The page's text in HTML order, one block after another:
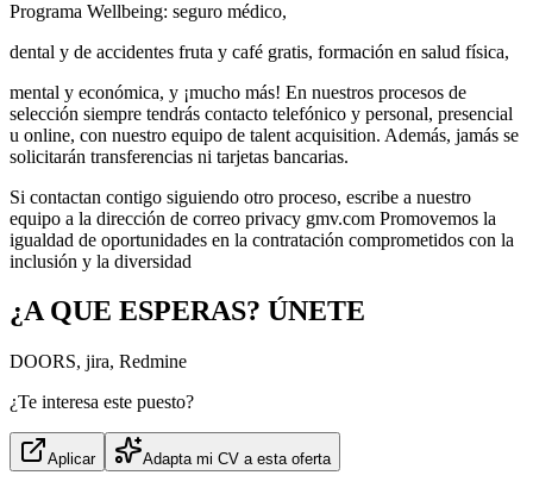
Programa Wellbeing: seguro médico,
dental y de accidentes fruta y café gratis, formación en salud física,
mental y económica, y ¡mucho más! En nuestros procesos de
selección siempre tendrás contacto telefónico y personal, presencial
u online, con nuestro equipo de talent acquisition. Además, jamás se
solicitarán transferencias ni tarjetas bancarias.
Si contactan contigo siguiendo otro proceso, escribe a nuestro
equipo a la dirección de correo privacy gmv.com Promovemos la
igualdad de oportunidades en la contratación comprometidos con la
inclusión y la diversidad
¿A QUE ESPERAS? ÚNETE
DOORS, jira, Redmine
¿Te interesa este puesto?
Aplicar Adapta mi CV a esta oferta